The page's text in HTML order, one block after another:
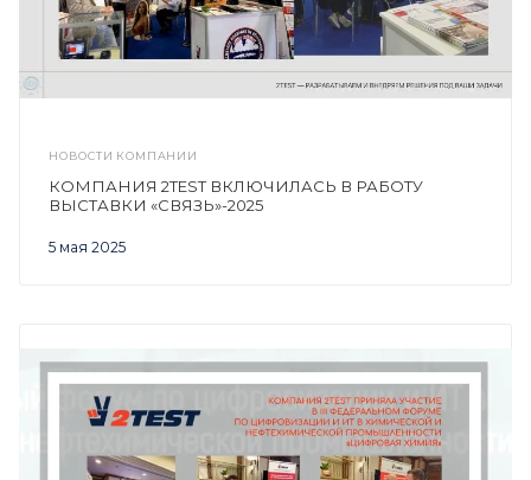
НОВОСТИ КОМПАНИИ
5 мая 2025
КОМПАНИЯ 2TEST ВКЛЮЧИЛАСЬ В РАБОТУ
ВЫСТАВКИ «СВЯЗЬ»-2025